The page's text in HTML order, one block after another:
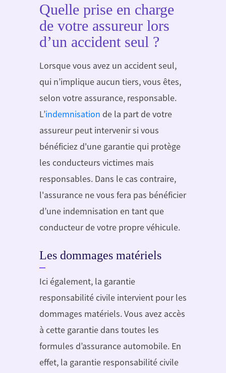
Quelle prise en charge
de votre assureur lors
d’un accident seul ?
Lorsque vous avez un accident seul,
qui n’implique aucun tiers, vous êtes,
selon votre assurance, responsable.
L’indemnisation de la part de votre
assureur peut intervenir si vous
bénéficiez d'une garantie qui protège
les conducteurs victimes mais
responsables. Dans le cas contraire,
l'assurance ne vous fera pas bénéficier
d’une indemnisation en tant que
conducteur de votre propre véhicule.
Les dommages matériels
Ici également, la garantie
responsabilité civile intervient pour les
dommages matériels. Vous avez accès
à cette garantie dans toutes les
formules d’assurance automobile. En
effet, la garantie responsabilité civile